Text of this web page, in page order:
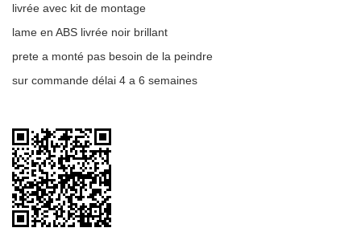
livrée avec kit de montage
lame en ABS livrée noir brillant
prete a monté pas besoin de la peindre
sur commande délai 4 a 6 semaines